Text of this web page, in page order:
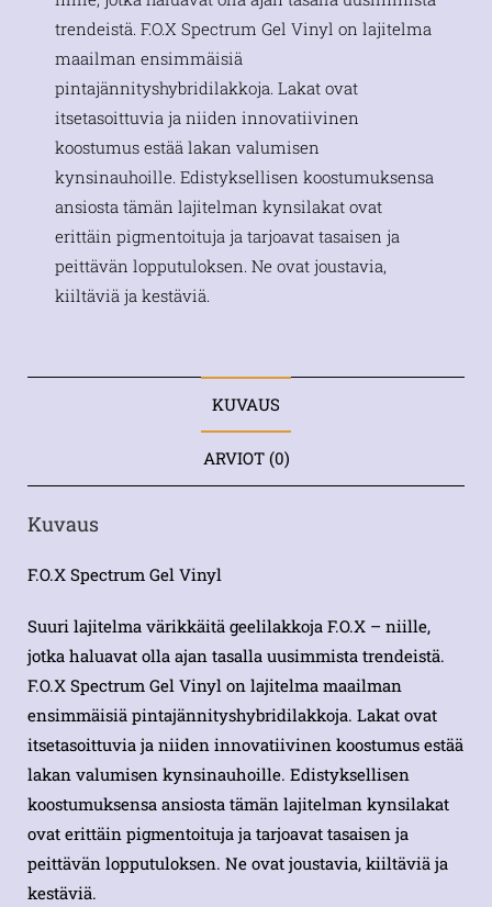
trendeistä. F.O.X Spectrum Gel Vinyl on lajitelma
maailman ensimmäisiä
pintajännityshybridilakkoja. Lakat ovat
itsetasoittuvia ja niiden innovatiivinen
koostumus estää lakan valumisen
kynsinauhoille. Edistyksellisen koostumuksensa
ansiosta tämän lajitelman kynsilakat ovat
erittäin pigmentoituja ja tarjoavat tasaisen ja
peittävän lopputuloksen. Ne ovat joustavia,
kiiltäviä ja kestäviä.
KUVAUS
ARVIOT (0)
Kuvaus
F.O.X Spectrum Gel Vinyl
Suuri lajitelma värikkäitä geelilakkoja F.O.X – niille,
jotka haluavat olla ajan tasalla uusimmista trendeistä.
F.O.X Spectrum Gel Vinyl on lajitelma maailman
ensimmäisiä pintajännityshybridilakkoja. Lakat ovat
itsetasoittuvia ja niiden innovatiivinen koostumus estää
lakan valumisen kynsinauhoille. Edistyksellisen
koostumuksensa ansiosta tämän lajitelman kynsilakat
ovat erittäin pigmentoituja ja tarjoavat tasaisen ja
peittävän lopputuloksen. Ne ovat joustavia, kiiltäviä ja
kestäviä.